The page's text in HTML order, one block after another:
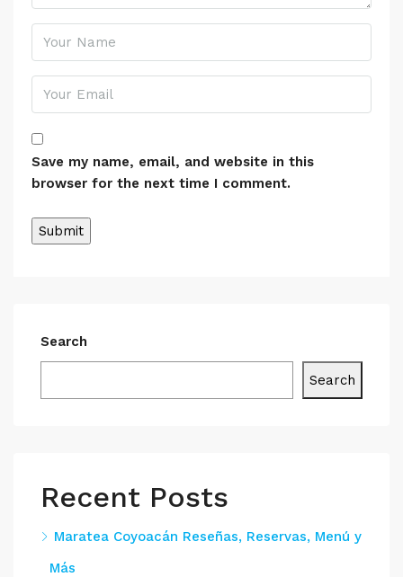
Save my name, email, and website in this
browser for the next time I comment.
Search
Search
Recent Posts
Maratea Coyoacán Reseñas, Reservas, Menú y
Más